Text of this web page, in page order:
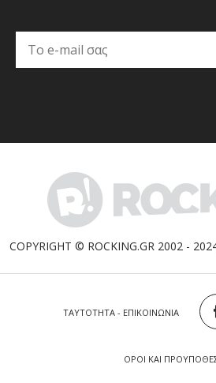
COPYRIGHT © ROCKING.GR 2002 -
ΤΑΥΤΟΤΗΤΑ - ΕΠΙΚΟΙΝΩΝΙΑ
ΟΡΟΙ ΚΑΙ